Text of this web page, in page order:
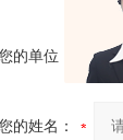
的单位：
的姓名：